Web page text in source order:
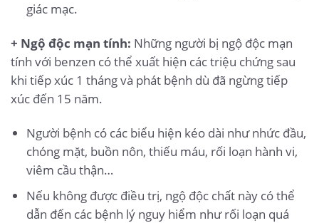
giác mạc.
+ Ngộ độc mạn tính: Những người bị ngộ độc mạn
tính với benzen có thể xuất hiện các triệu chứng sau
khi tiếp xúc 1 tháng và phát bệnh dù đã ngừng tiếp
xúc đến 15 năm.
Người bệnh có các biểu hiện kéo dài như nhức đầu,
chóng mặt, buồn nôn, thiếu máu, rối loạn hành vi,
viêm cầu thận…
Nếu không được điều trị, ngộ độc chất này có thể
dẫn đến các bệnh lý nguy hiểm như rối loạn quá